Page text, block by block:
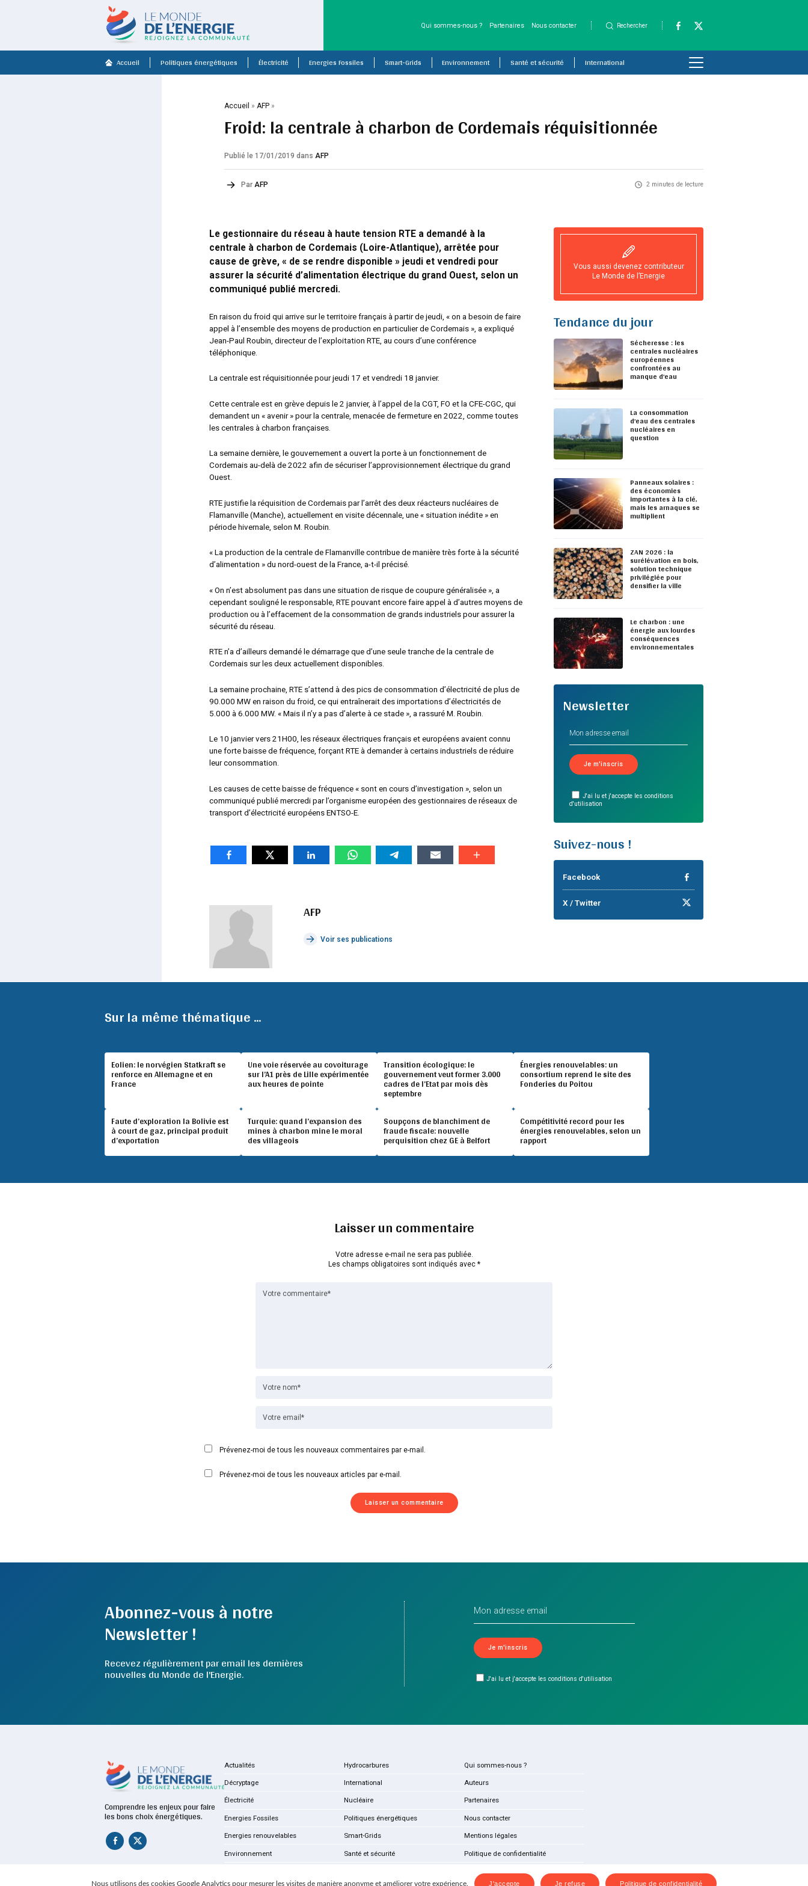
Qui sommes-nous ? Partenaires Nous contacter Rechercher
Accueil Politiques énergétiques Électricité Energies Fossiles Smart-Grids Environnement Santé et sécurité International
Accueil »AFP »
Froid: la centrale à charbon de Cordemais réquisitionnée
Publié le 17/01/2019dans AFP
Par AFP 2 minutes de lecture
Le gestionnaire du réseau à haute tension RTE a demandé à la
centrale à charbon de Cordemais (Loire-Atlantique), arrêtée pour
cause de grève, « de se rendre disponible » jeudi et vendredi pour
assurer la sécurité d’alimentation électrique du grand Ouest, selon un
communiqué publié mercredi.
En raison du froid qui arrive sur le territoire français à partir de jeudi, « on a besoin de faire
appel à l’ensemble des moyens de production en particulier de Cordemais », a expliqué
Jean-Paul Roubin, directeur de l’exploitation RTE, au cours d’une conférence
téléphonique.
La centrale est réquisitionnée pour jeudi 17 et vendredi 18 janvier.
Cette centrale est en grève depuis le 2 janvier, à l’appel de la CGT, FO et la CFE-CGC, qui
demandent un « avenir » pour la centrale, menacée de fermeture en 2022, comme toutes
les centrales à charbon françaises.
La semaine dernière, le gouvernement a ouvert la porte à un fonctionnement de
Cordemais au-delà de 2022 afin de sécuriser l’approvisionnement électrique du grand
Ouest.
RTE justifie la réquisition de Cordemais par l’arrêt des deux réacteurs nucléaires de
Flamanville (Manche), actuellement en visite décennale, une « situation inédite » en
période hivernale, selon M. Roubin.
« La production de la centrale de Flamanville contribue de manière très forte à la sécurité
d’alimentation » du nord-ouest de la France, a-t-il précisé.
« On n’est absolument pas dans une situation de risque de coupure généralisée », a
cependant souligné le responsable, RTE pouvant encore faire appel à d’autres moyens de
production ou à l’effacement de la consommation de grands industriels pour assurer la
sécurité du réseau.
RTE n’a d’ailleurs demandé le démarrage que d’une seule tranche de la centrale de
Cordemais sur les deux actuellement disponibles.
La semaine prochaine, RTE s’attend à des pics de consommation d’électricité de plus de
90.000 MW en raison du froid, ce qui entraînerait des importations d’électricités de
5.000 à 6.000 MW. « Mais il n’y a pas d’alerte à ce stade », a rassuré M. Roubin.
Le 10 janvier vers 21H00, les réseaux électriques français et européens avaient connu
une forte baisse de fréquence, forçant RTE à demander à certains industriels de réduire
leur consommation.
Les causes de cette baisse de fréquence « sont en cours d’investigation », selon un
communiqué publié mercredi par l’organisme européen des gestionnaires de réseaux de
transport d’électricité européens ENTSO-E.
AFP
Voir ses publications
Vous aussi devenez contributeur
Le Monde de l’Energie
Tendance du jour
Sécheresse : les
centrales nucléaires
européennes
confrontées au
manque d’eau
La consommation
d’eau des centrales
nucléaires en
question
Panneaux solaires :
des économies
importantes à la clé,
mais les arnaques se
multiplient
ZAN 2026 : la
surélévation en bois,
solution technique
privilégiée pour
densifier la ville
Le charbon : une
énergie aux lourdes
conséquences
environnementales
Newsletter
J'ai lu et j'accepte les conditions
d'utilisation
Suivez-nous !
Facebook
X / Twitter
Sur la même thématique ...
Eolien: le norvégien Statkraft se
renforce en Allemagne et en
France
Une voie réservée au covoiturage
sur l’A1 près de Lille expérimentée
aux heures de pointe
Transition écologique: le
gouvernement veut former 3.000
cadres de l’Etat par mois dès
septembre
Énergies renouvelables: un
consortium reprend le site des
Fonderies du Poitou
Faute d’exploration la Bolivie est
à court de gaz, principal produit
d’exportation
Turquie: quand l’expansion des
mines à charbon mine le moral
des villageois
Soupçons de blanchiment de
fraude fiscale: nouvelle
perquisition chez GE à Belfort
Compétitivité record pour les
énergies renouvelables, selon un
rapport
Laisser un commentaire
Votre adresse e-mail ne sera pas publiée.
Les champs obligatoires sont indiqués avec *
Prévenez-moi de tous les nouveaux commentaires par e-mail.
Prévenez-moi de tous les nouveaux articles par e-mail.
Abonnez-vous à notre
Newsletter !
Recevez régulièrement par email les dernières
nouvelles du Monde de l'Energie. J'ai lu et j'accepte les conditions d'utilisation
Comprendre les enjeux pour faire
les bons choix énergétiques.
Actualités
Décryptage
Électricité
Energies Fossiles
Energies renouvelables
Environnement
Hydrocarbures
International
Nucléaire
Politiques énergétiques
Smart-Grids
Santé et sécurité
Qui sommes-nous ?
Auteurs
Partenaires
Nous contacter
Mentions légales
Politique de confidentialité
Nous utilisons des cookies Google Analytics pour mesurer les visites de manière anonyme et améliorer votre expérience. J'accepte Je refuse Politique de confidentialité